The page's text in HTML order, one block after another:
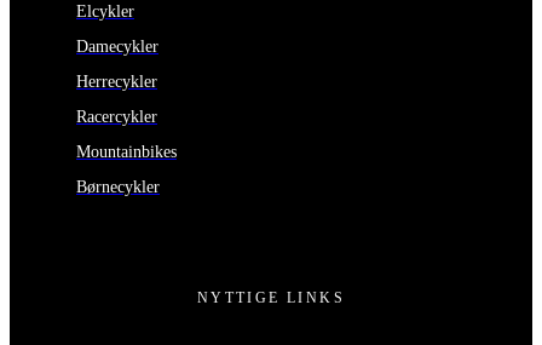
Elcykler
Damecykler
Herrecykler
Racercykler
Mountainbikes
Børnecykler
NYTTIGE LINKS